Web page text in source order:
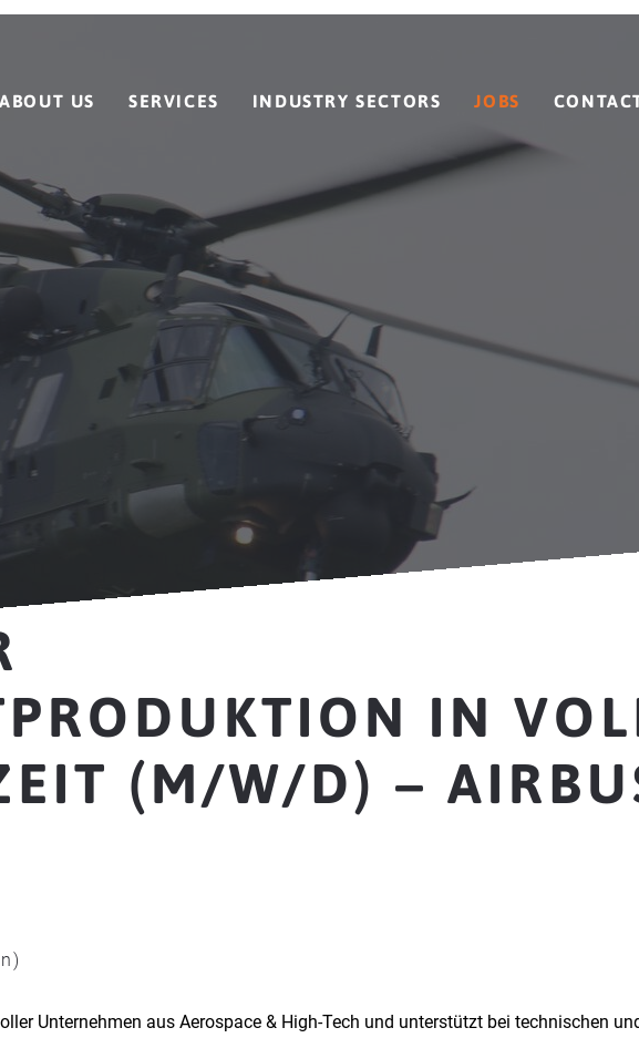
ABOUT US SERVICES INDUSTRY SECTORS JOBS
IN
(M/W/D) –
Unternehmen aus Aerospace & High-Tech und unterstützt bei technischen